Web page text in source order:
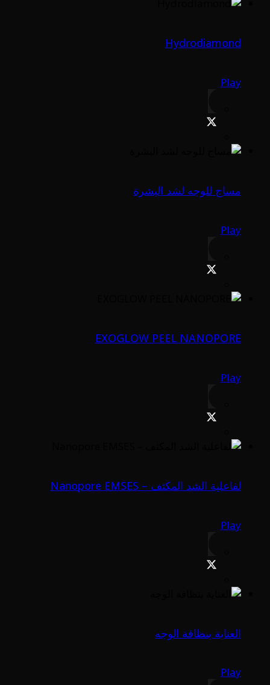
Hydrodiamond
Play
مساج للوجه لشد البشرة
Play
EXOGLOW PEEL NANOPORE
Play
لفاعلية الشد المكثف – Nanopore EMSES
Play
العناية بنظافة الوجه
Play